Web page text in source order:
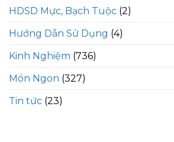
HDSD Mực, Bạch Tuộc (2)
Hướng Dẫn Sử Dụng (4)
Kinh Nghiệm (736)
Món Ngon (327)
Tin tức (23)